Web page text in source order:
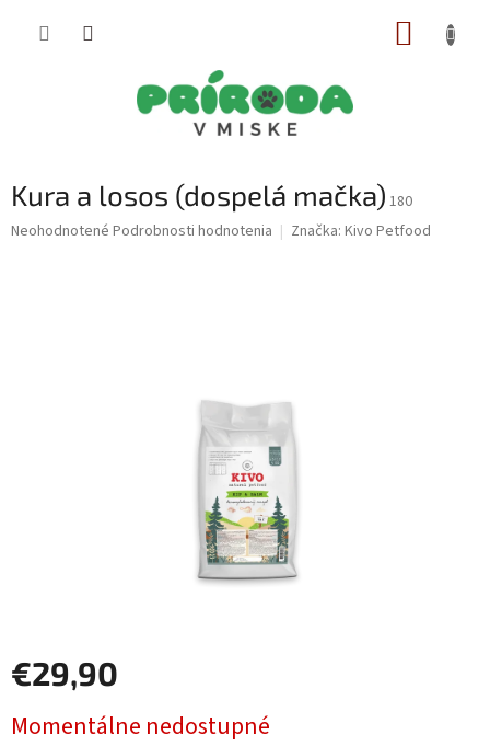
Kura a losos (dospelá mačka) 180
Priemerné
Neohodnotené Podrobnosti hodnotenia Značka: Kivo Petfood
€29,90
cena:
Momentálne nedostupné